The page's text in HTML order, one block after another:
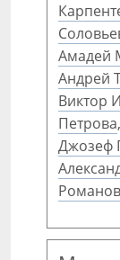
Амадей
Андрей
Виктор
Петрова,
Джозеф
Романов